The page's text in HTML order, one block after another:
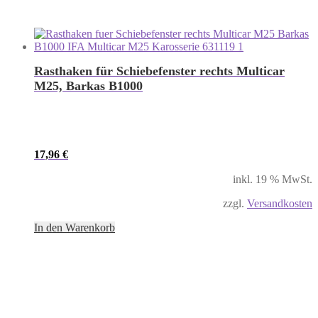
Rasthaken für Schiebefenster rechts Multicar
M25, Barkas B1000
17,96 €
inkl. 19 % MwSt.
zzgl. Versandkosten
In den Warenkorb